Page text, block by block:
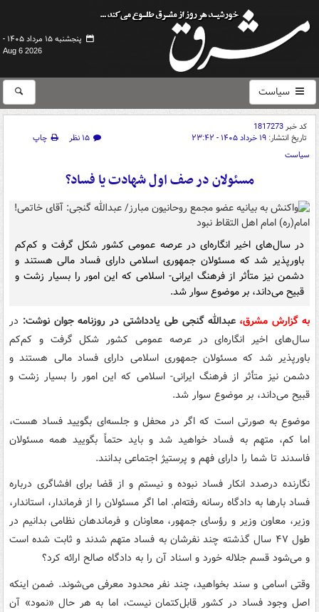
پنجشنبه ۱۵ مرداد ۱۴۰۵ -
Aug 6 2026
سیاست
کد خبر1817273
تاریخ انتشار: ۱۹ خرداد ۱۴۰۵ - ۲۳:۴۲ ۱۵ نظر
چاپ
سیاست
مسئولان در صف اول شهادت یا فساد؟
در سال‌های اخیر انگاره‌ای در عرصه عمومی کشور شکل گرفت و کم‌کم
باورپذیر شد که مسئولان جمهوری اسلامی دارای فساد مالی هستند و
دشمن نیز متأثر از فرهنگ ایرانی- اسلامی که این امور را بسیار زشت و
قبیح می‌داند، بر موضوع سوار شد.
به گزارش مشرق،عبدالله گنجی طی یادداشتی در روزنامه جوان نوشت: در
سال‌های اخیر انگاره‌ای در عرصه عمومی کشور شکل گرفت و کم‌کم
باورپذیر شد که مسئولان جمهوری اسلامی دارای فساد مالی هستند و
دشمن نیز متأثر از فرهنگ ایرانی- اسلامی که این امور را بسیار زشت و
قبیح می‌داند، بر موضوع سوار شد.
موضوع به صورتی است که اگر در محفل و جلسه‌ای بگویید فساد هست،
اما کم، متهم به فساد خواهید شد و باید حتماً بگویید همه مسئولان
فاسدند تا شما را دارای فهم و پرستیژ اجتماعی بدانند.
نگارنده درصدد انکار فساد نبوده و نیستم و از قضا برای افشاگری درباره
فساد بارها به دادگاه رسانه رفته‌ام. اما اگر مسئولان را از فرماندار، استاندار،
وزیر، معاون وزیر و رؤسای جمهور، معاونان و فرماندهان نظامی بدانیم در
طول ۴۷ سال گذشته چند نفرشان به فساد متهم شدند و ثابت شده است
و می‌شود قسم جلاله خورد و اسناد آن را به دادگاه صالح ارائه کرد؟
وقتی اسامی و سند بخواهید، چند نفر محدود معرفی می‌شوند. ضمن اینکه
اصل وجود فساد در کشور قابل‌کتمان نیست، اما به هر حال «نمود» آن